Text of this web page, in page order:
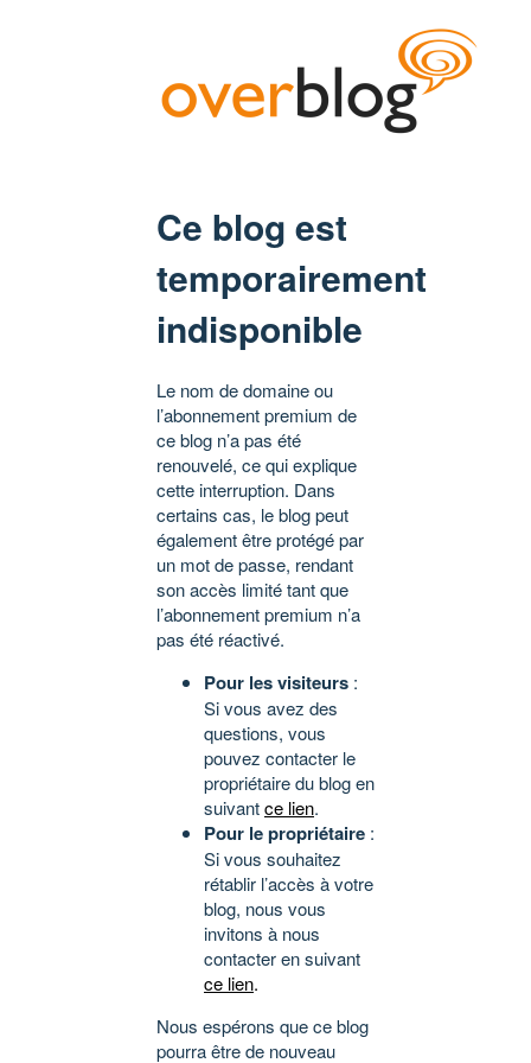
Ce blog est
temporairement
indisponible
Le nom de domaine ou
l’abonnement premium de
ce blog n’a pas été
renouvelé, ce qui explique
cette interruption. Dans
certains cas, le blog peut
également être protégé par
un mot de passe, rendant
son accès limité tant que
l’abonnement premium n’a
pas été réactivé.
Pour les visiteurs :
Si vous avez des
questions, vous
pouvez contacter le
propriétaire du blog en
suivantce lien.
Pour le propriétaire :
Si vous souhaitez
rétablir l’accès à votre
blog, nous vous
invitons à nous
contacter en suivant
ce lien.
Nous espérons que ce blog
pourra être de nouveau